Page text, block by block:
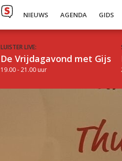
NIEUWS AGENDA GIDS
LUISTER LIVE:
De Vrijdagavond met Gijs
19.00 - 21.00 uur